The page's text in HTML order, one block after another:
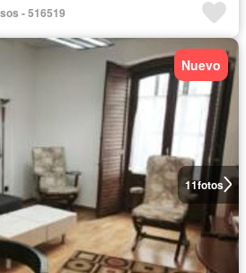
- 516519
11fotos
Nuevo